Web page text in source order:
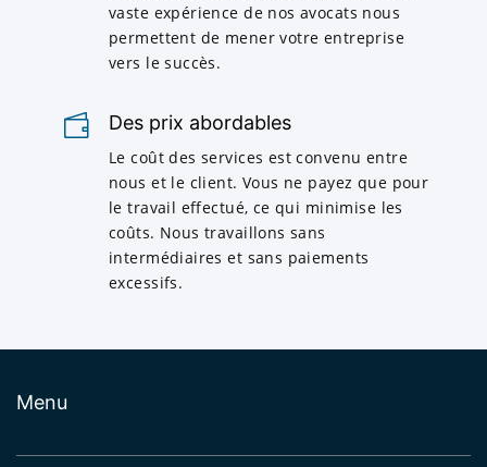
vaste expérience de nos avocats nous
permettent de mener votre entreprise
vers le succès.
Des prix abordables
Le coût des services est convenu entre
nous et le client. Vous ne payez que pour
le travail effectué, ce qui minimise les
coûts. Nous travaillons sans
intermédiaires et sans paiements
excessifs.
Menu